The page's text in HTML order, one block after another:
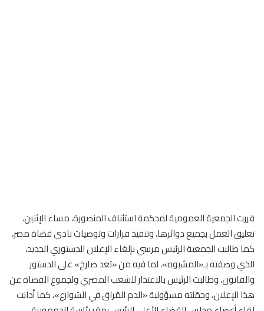
قررت الجمعية العمومية لمحكمة استئناف المنصورة، مساء الإثنين،
تعليق العمل بجميع دوائرها، وتنفيذ قرارات وتوصيات نادي قضاة مصر،
كما طالبت الجمعية الرئيس مرسي بإلغاء الإعلان الدستوري الجديد،
الذي وصفته بـ«المشبوه»، لما فيه من «تعد صارخ» على الدستور
والقانون، وطالبت الرئيس بالاعتذار للشعب المصري ولجموع القضاة عن
هذا الإعلان، وحمّلته مسؤولية «الدم المُراق في الشوارع»، كما أدانت